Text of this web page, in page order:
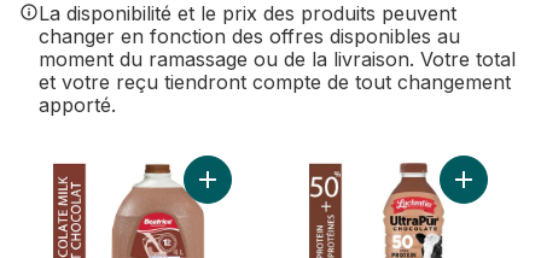
La disponibilité et le prix des produits peuvent
changer en fonction des offres disponibles au
moment du ramassage ou de la livraison. Votre total
et votre reçu tiendront compte de tout changement
apporté.
Ajouter Lait au chocolat partiellement
Ajouter